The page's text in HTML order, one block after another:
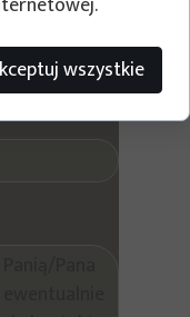
wszystkie